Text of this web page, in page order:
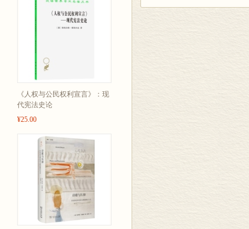
《人权与公民权利宣言》：现
代宪法史论
¥25.00